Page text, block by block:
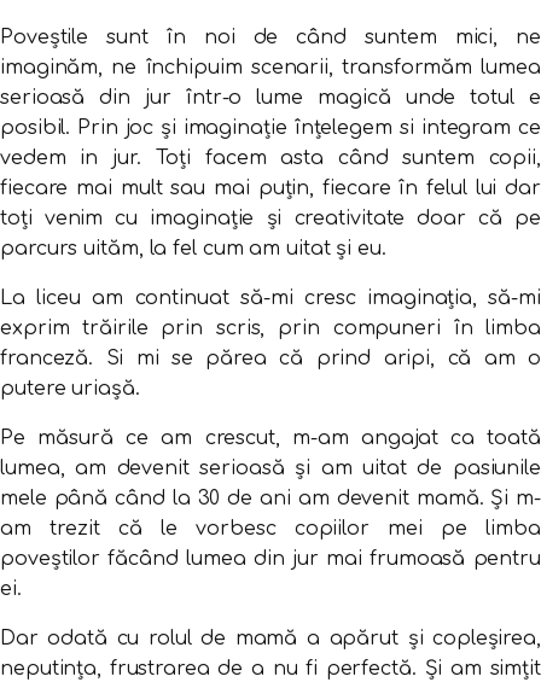
Poveștile sunt în noi de când suntem mici, ne
imaginăm, ne închipuim scenarii, transformăm lumea
serioasă din jur într-o lume magică unde totul e
posibil. Prin joc și imaginație înțelegem si integram ce
vedem in jur. Toți facem asta când suntem copii,
fiecare mai mult sau mai puțin, fiecare în felul lui dar
toți venim cu imaginație și creativitate doar că pe
parcurs uităm, la fel cum am uitat și eu.
La liceu am continuat să-mi cresc imaginația, să-mi
exprim trăirile prin scris, prin compuneri în limba
franceză. Si mi se părea că prind aripi, că am o
putere uriașă.
Pe măsură ce am crescut, m-am angajat ca toată
lumea, am devenit serioasă și am uitat de pasiunile
mele până când la 30 de ani am devenit mamă. Și m-
am trezit că le vorbesc copiilor mei pe limba
poveștilor făcând lumea din jur mai frumoasă pentru
ei.
Dar odată cu rolul de mamă a apărut și copleșirea,
neputința, frustrarea de a nu fi perfectă. Și am simțit